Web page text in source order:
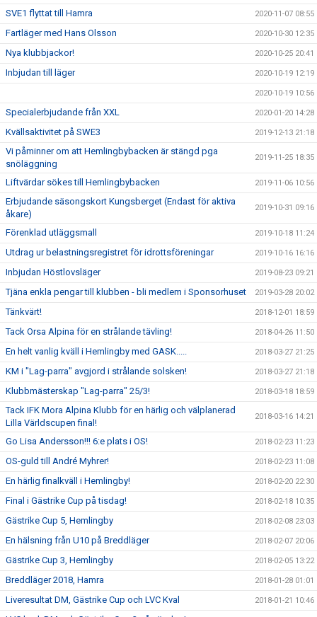
SVE1 flyttat till Hamra 2020-11-07 08:55
Fartläger med Hans Olsson 2020-10-30 12:35
Nya klubbjackor! 2020-10-25 20:41
Inbjudan till läger 2020-10-19 12:19
2020-10-19 10:56
Specialerbjudande från XXL 2020-01-20 14:28
Kvällsaktivitet på SWE3 2019-12-13 21:18
Vi påminner om att Hemlingbybacken är stängd pga
snöläggning
2019-11-25 18:35
Liftvärdar sökes till Hemlingbybacken 2019-11-06 10:56
Erbjudande säsongskort Kungsberget (Endast för aktiva
åkare)
2019-10-31 09:16
Förenklad utläggsmall 2019-10-18 11:24
Utdrag ur belastningsregistret för idrottsföreningar 2019-10-16 16:16
Inbjudan Höstlovsläger 2019-08-23 09:21
Tjäna enkla pengar till klubben - bli medlem i Sponsorhuset 2019-03-28 20:02
Tänkvärt! 2018-12-01 18:59
Tack Orsa Alpina för en strålande tävling! 2018-04-26 11:50
En helt vanlig kväll i Hemlingby med GASK..... 2018-03-27 21:25
KM i "Lag-parra" avgjord i strålande solsken! 2018-03-27 21:18
Klubbmästerskap "Lag-parra" 25/3! 2018-03-18 18:59
Tack IFK Mora Alpina Klubb för en härlig och välplanerad
Lilla Världscupen final!
2018-03-16 14:21
Go Lisa Andersson!!! 6:e plats i OS! 2018-02-23 11:23
OS-guld till André Myhrer! 2018-02-23 11:08
En härlig finalkväll i Hemlingby! 2018-02-20 22:30
Final i Gästrike Cup på tisdag! 2018-02-18 10:35
Gästrike Cup 5, Hemlingby 2018-02-08 23:03
En hälsning från U10 på Breddläger 2018-02-07 20:06
Gästrike Cup 3, Hemlingby 2018-02-05 13:22
Breddläger 2018, Hamra 2018-01-28 01:01
Liveresultat DM, Gästrike Cup och LVC Kval 2018-01-21 10:46